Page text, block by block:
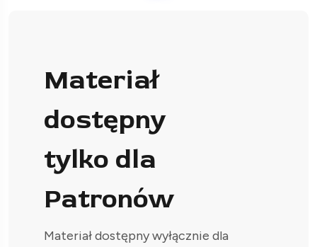
Materiał
dostępny
tylko dla
Patronów
Materiał dostępny wyłącznie dla